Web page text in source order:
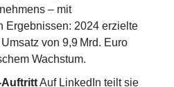
– mit
Ergebnissen: 2024 erzielte
von 9,9 Mrd. Euro
Wachstum.
AuftrittAuf LinkedIn teilt sie